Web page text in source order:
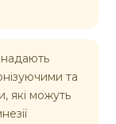
та
які можуть